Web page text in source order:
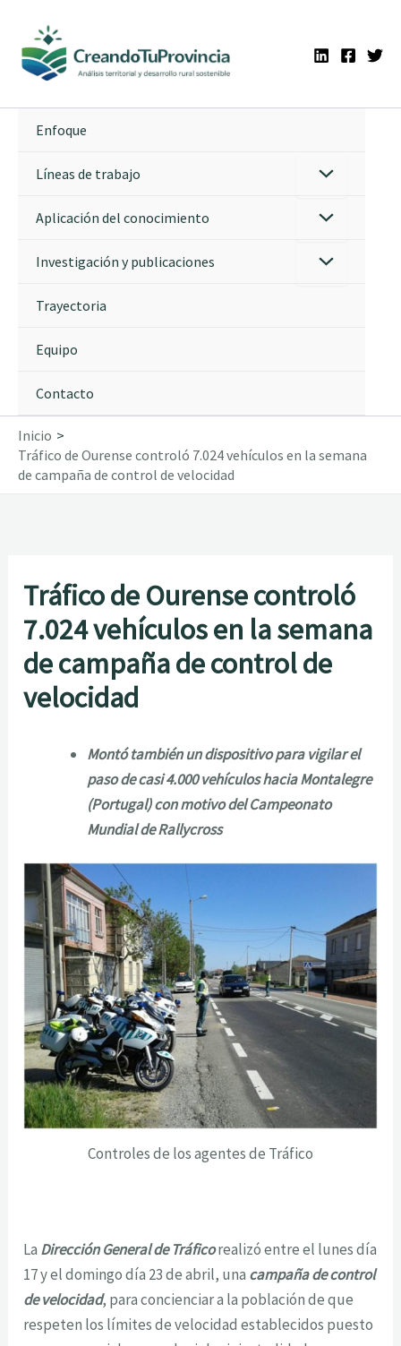
contenido
Enfoque
Líneas de trabajo
Aplicación del conocimiento
Investigación y publicaciones
Trayectoria
Equipo
Contacto
Inicio
Tráfico de Ourense controló 7.024 vehículos en la semana
de campaña de control de velocidad
Tráfico de Ourense controló
7.024 vehículos en la semana
de campaña de control de
velocidad
Montó también un dispositivo para vigilar el
paso de casi 4.000 vehículos hacia Montalegre
(Portugal) con motivo del Campeonato
Mundial de Rallycross
Controles de los agentes de Tráfico
La Dirección General de Tráficorealizó entre el lunes día
17 y el domingo día 23 de abril, una campaña de control
de velocidad, para concienciar a la población de que
respeten los límites de velocidad establecidos puesto